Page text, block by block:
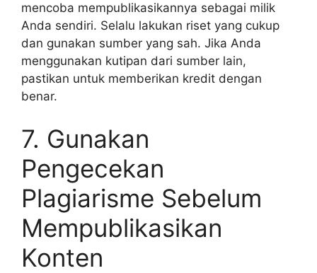
mencoba mempublikasikannya sebagai milik
Anda sendiri. Selalu lakukan riset yang cukup
dan gunakan sumber yang sah. Jika Anda
menggunakan kutipan dari sumber lain,
pastikan untuk memberikan kredit dengan
benar.
7. Gunakan
Pengecekan
Plagiarisme Sebelum
Mempublikasikan
Konten